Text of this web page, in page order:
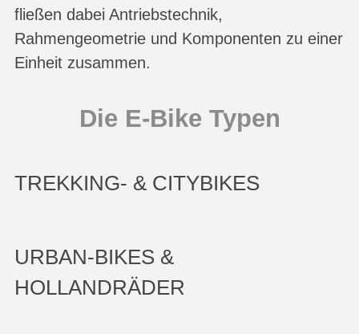
fließen dabei Antriebstechnik,
Rahmengeometrie und Komponenten zu einer
Einheit zusammen.
Die E-Bike Typen
TREKKING- & CITYBIKES
URBAN-BIKES &
HOLLANDRÄDER